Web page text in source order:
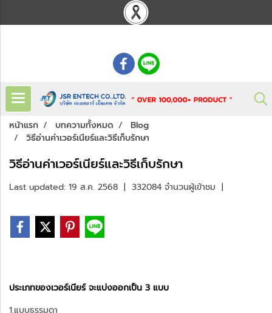
หน้าแรก บทความทั้งหมด
Blog
วิธีอ่านค่าเวอร์เนียร์และวิธีเก็บรักษา
วิธีอ่านค่าเวอร์เนียร์และวิธีเก็บรักษา
Last updated: 19 ส.ค. 2568 | 332084 จำนวนผู้เข้าชม |
ประเภทของเวอร์เนียร์ จะแบ่งออกเป็น 3 แบบ
1.แบบธรรมดา